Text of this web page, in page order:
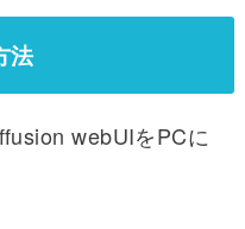
法
webUIをPCに